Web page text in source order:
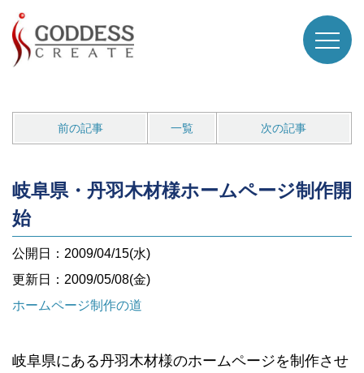
前の記事 一覧 次の記事
岐阜県・丹羽木材様ホームページ制作開
始
公開日：2009/04/15(水)
更新日：2009/05/08(金)
ホームページ制作の道
岐阜県にある丹羽木材様のホームページを制作させ